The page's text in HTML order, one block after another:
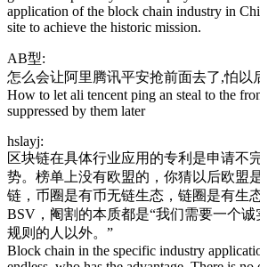
application of the block chain industry in
site to achieve the historic mission.
AB型:
怎么会让阿里腾讯平安抢前面去了,怕以
How to let ali tencent ping an steal to the
suppressed by them later
hslayj:
区块链在具体行业应用的专利是申请不
势。榜单上没有欧盟的，你猜以后欧盟
链，币圈是有币无链生态，链圈是有生
BSV，阉割的本质都是“我们需要一个
规则的人以外。”
Block chain in the specific industry